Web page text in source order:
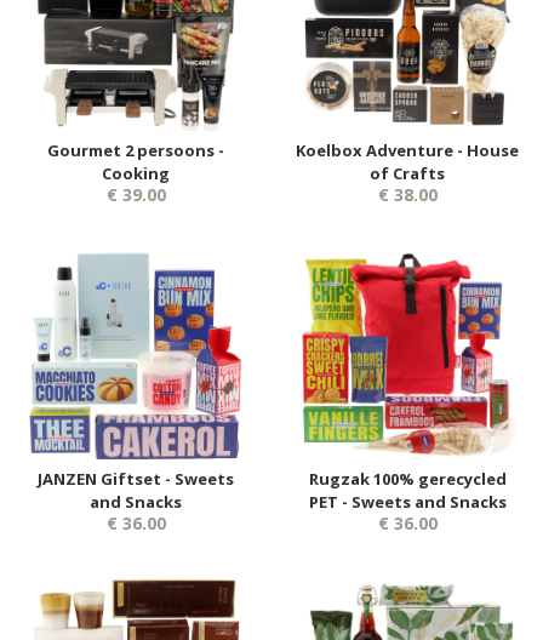
Gourmet 2 persoons -
Cooking
€ 39.00
Koelbox Adventure - House
of Crafts
€ 38.00
JANZEN Giftset - Sweets
and Snacks
€ 36.00
Rugzak 100% gerecycled
PET - Sweets and Snacks
€ 36.00